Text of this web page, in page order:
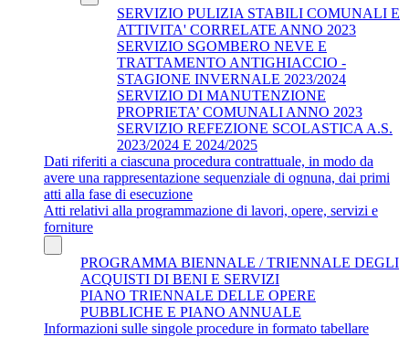
SERVIZIO PULIZIA STABILI COMUNALI E
ATTIVITA' CORRELATE ANNO 2023
SERVIZIO SGOMBERO NEVE E
TRATTAMENTO ANTIGHIACCIO -
STAGIONE INVERNALE 2023/2024
SERVIZIO DI MANUTENZIONE
PROPRIETA’ COMUNALI ANNO 2023
SERVIZIO REFEZIONE SCOLASTICA A.S.
2023/2024 E 2024/2025
Dati riferiti a ciascuna procedura contrattuale, in modo da
avere una rappresentazione sequenziale di ognuna, dai primi
atti alla fase di esecuzione
Atti relativi alla programmazione di lavori, opere, servizi e
forniture
PROGRAMMA BIENNALE / TRIENNALE DEGLI
ACQUISTI DI BENI E SERVIZI
PIANO TRIENNALE DELLE OPERE
PUBBLICHE E PIANO ANNUALE
Informazioni sulle singole procedure in formato tabellare